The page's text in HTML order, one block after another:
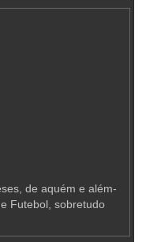
de aquém e além-
Futebol, sobretudo